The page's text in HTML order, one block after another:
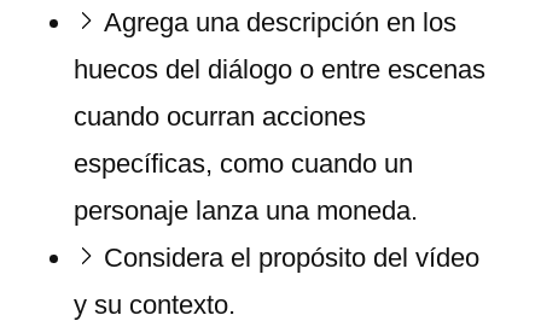
Agrega una descripción en los
huecos del diálogo o entre escenas
cuando ocurran acciones
específicas, como cuando un
personaje lanza una moneda.
Considera el propósito del vídeo
y su contexto.